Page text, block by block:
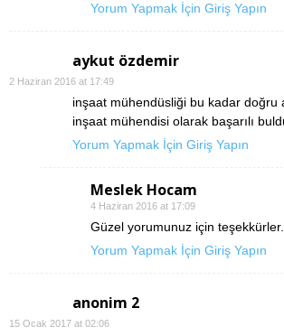
Yorum Yapmak İçin Giriş Yapın
aykut özdemir
2 Haziran 2016 at 17:49
inşaat mühendüsliği bu kadar doğru
inşaat mühendisi olarak başarılı
Yorum Yapmak İçin Giriş Yapın
Meslek Hocam
4 Haziran 2016 at 17:09
Güzel yorumunuz için teşekkürler.
Yorum Yapmak İçin Giriş Yapın
anonim 2
15 Ocak 2017 at 02:06